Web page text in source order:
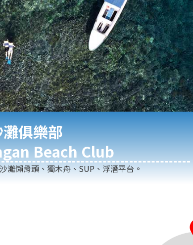
俱樂部
Beach Club
灘懶骨頭、獨木舟、SUP、浮潛平台。